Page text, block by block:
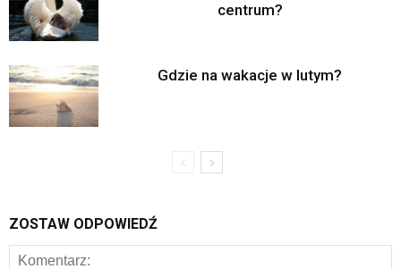
centrum?
Gdzie na wakacje w lutym?
ZOSTAW ODPOWIEDŹ